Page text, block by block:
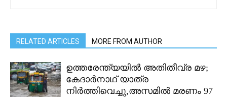
RELATED ARTICLES MORE FROM AUTHOR
ഉത്തരേന്ത്യയിൽ അതിതീവ്ര മഴ;
കേദാർനാഥ് യാത്ര
നിർത്തിവെച്ചു,അസമിൽ മരണം 97